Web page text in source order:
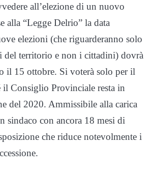
all’elezione di un nuovo
alla “Legge Delrio” la data
elezioni (che riguarderanno solo
del territorio e non i cittadini) dovrà
il 15 ottobre. Si voterà solo per il
il Consiglio Provinciale resta in
del 2020. Ammissibile alla carica
sindaco con ancora 18 mesi di
che riduce notevolmente i